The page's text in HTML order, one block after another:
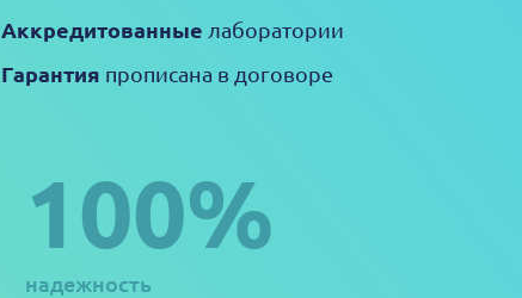
Аккредитованные лаборатории
Гарантия прописана в договоре
100%
надежность